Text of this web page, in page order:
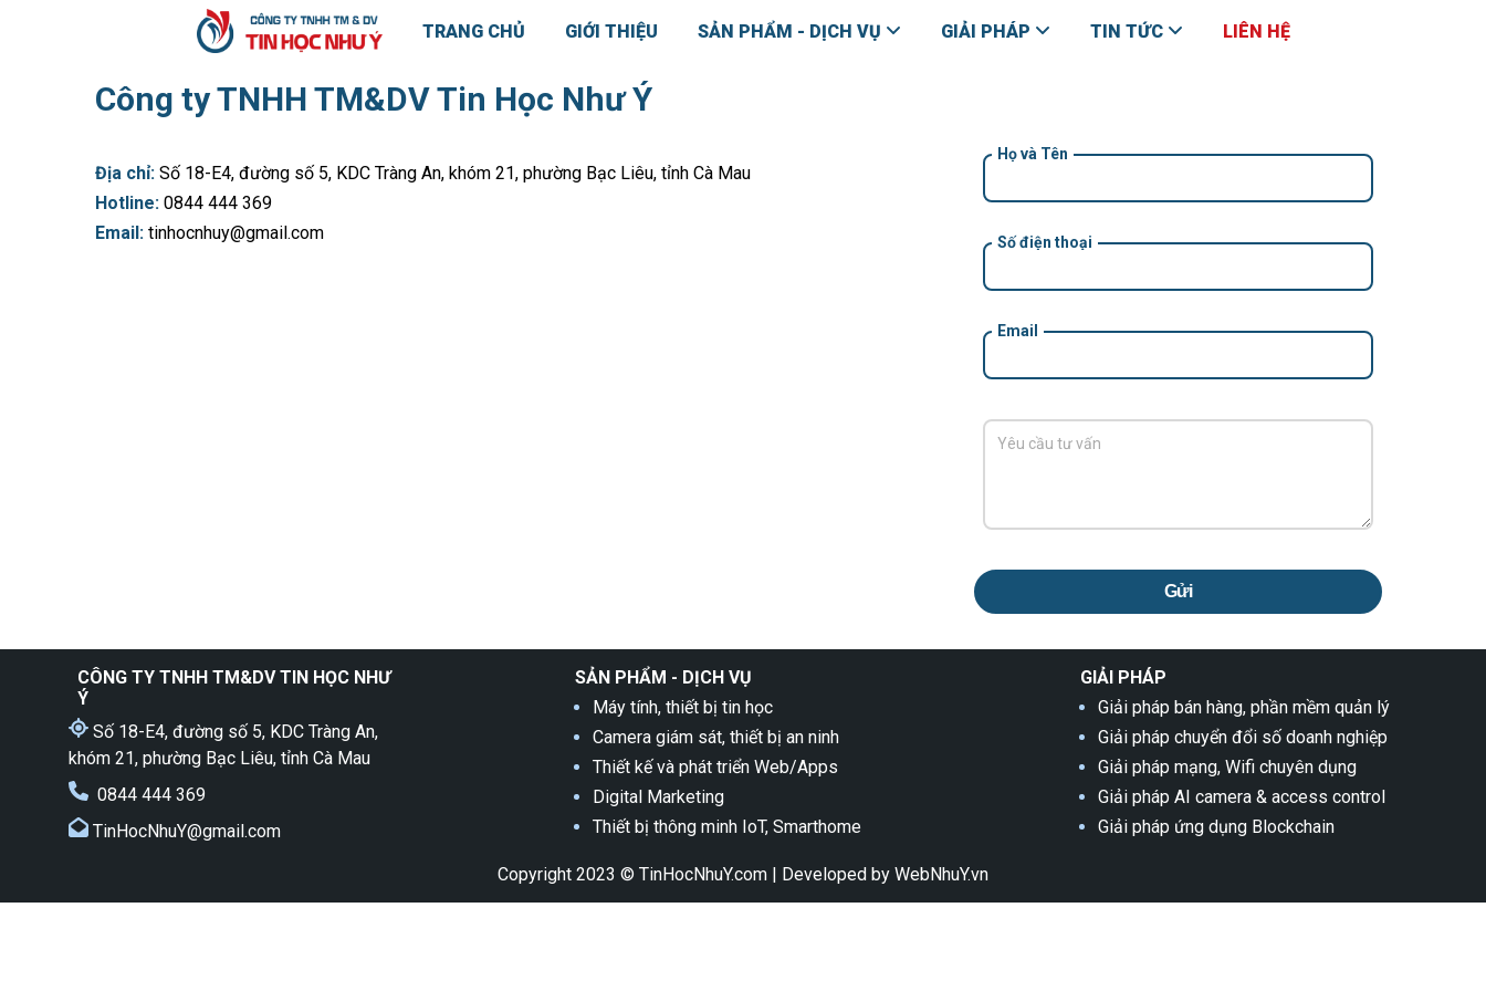
TRANG CHỦ GIỚI THIỆU SẢN PHẨM - DỊCH VỤ GIẢI PHÁP TIN TỨC LIÊN HỆ
Công ty TNHH TM&DV Tin Học Như Ý
Địa chỉ: Số 18-E4, đường số 5, KDC Tràng An, khóm 21, phường Bạc Liêu, tỉnh Cà Mau
Hotline: 0844 444 369
Email: tinhocnhuy@gmail.com
Họ và Tên
Số điện thoại
Email
Yêu cầu tư vấn
Gửi
CÔNG TY TNHH TM&DVTIN HỌC NHƯ
Ý
Số 18-E4, đường số 5, KDC Tràng An,
khóm 21, phường Bạc Liêu, tỉnh Cà Mau
0844 444 369
TinHocNhuY@gmail.com
SẢN PHẨM - DỊCH VỤ
Máy tính, thiết bị tin học
Camera giám sát, thiết bị an ninh
Thiết kế và phát triển Web/Apps
Digital Marketing
Thiết bị thông minh IoT, Smarthome
GIẢI PHÁP
Giải pháp bán hàng, phần mềm quản lý
Giải pháp chuyển đổi số doanh nghiệp
Giải pháp mạng, Wifi chuyên dụng
Giải pháp AI camera & access control
Giải pháp ứng dụng Blockchain
Copyright 2023 © TinHocNhuY.com | Developed by WebNhuY.vn